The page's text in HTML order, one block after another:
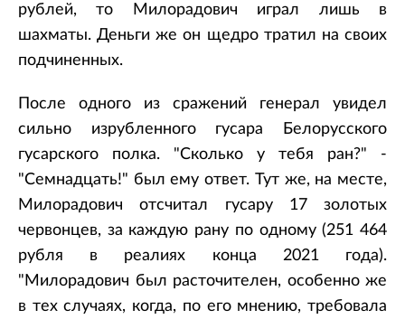
рублей, то Милорадович играл лишь в
шахматы. Деньги же он щедро тратил на своих
подчиненных.
После одного из сражений генерал увидел
сильно изрубленного гусара Белорусского
гусарского полка. "Сколько у тебя ран?" -
"Семнадцать!" был ему ответ. Тут же, на месте,
Милорадович отсчитал гусару 17 золотых
червонцев, за каждую рану по одному (251 464
рубля в реалиях конца 2021 года).
"Милорадович был расточителен, особенно же
в тех случаях, когда, по его мнению, требовала